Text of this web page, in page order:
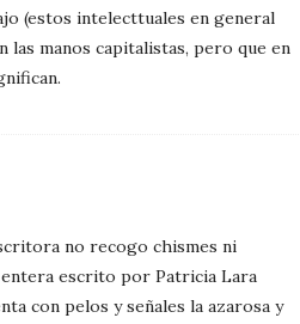
(estos intelecttuales en general
las manos capitalistas, pero que en
no recogo chismes ni
escrito por Patricia Lara
con pelos y señales la azarosa y